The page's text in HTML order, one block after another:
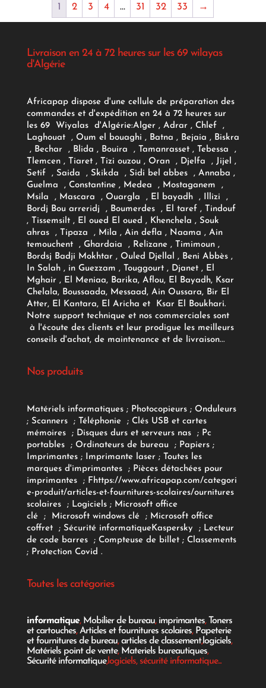
1 2 3 4 … 31 32 33 →
Livraison en 24 à 72 heures sur les 69 wilayas
d'Algérie
Africapap dispose d'une cellule de préparation des
commandes et d'expédition en 24 à 72 heures sur
les 69 Wiyalas d'Algérie:Alger , Adrar, Chlef ,
Laghouat , Oum el bouaghi , Batna , Bejaia , Biskra
, Bechar , Blida , Bouira , Tamanrasset , Tebessa ,
Tlemcen , Tiaret , Tizi ouzou , Oran , Djelfa , Jijel ,
Setif , Saida , Skikda , Sidi bel abbes , Annaba ,
Guelma , Constantine , Medea , Mostaganem ,
Msila , Mascara , Ouargla , El bayadh , Illizi ,
Bordj Bou arreridj , Boumerdes , El taref , Tindouf
, Tissemsilt , El oued El oued , Khenchela , Souk
ahras , Tipaza , Mila , Ain defla , Naama , Ain
temouchent , Ghardaia , Relizane , Timimoun ,
Bordsj Badji Mokhtar , Ouled Djellal , Beni Abbès ,
In Salah , in Guezzam , Touggourt , Djanet , El
Mghair , El Meniaa, Barika, Aflou, El Bayadh, Ksar
Chelala, Boussaada, Messaad, Ain Oussara, Bir El
Atter, El Kantara, El Aricha et Ksar El Boukhari.
Notre support technique et nos commerciales sont
à l'écoute des clients et leur prodigue les meilleurs
conseils d'achat, de maintenance et de livraison...
Nos produits
Matériels informatiques; Photocopieurs; Onduleurs
; Scanners ; Téléphonie ; Clés USB et cartes
mémoires
; Disques durs et serveurs nas ; Pc
portables
; Ordinateurs de bureau ; Papiers;
Imprimantes;Imprimante laser;
Toutes les
marques d'imprimantes
; Pièces détachées pour
imprimantes
; F https://www.africapap.com/categori
e-produit/articles-et-fournitures-scolaires/ournitures
scolaires; Logiciels ; Microsoft office
clé
; Microsoft windows clé; Microsoft office
coffret ; Sécurité informatiqueKaspersky ; Lecteur
de code barres
; Compteuse de billet; Classements
; Protection Covid .
Toutes les catégories
informatique, Mobilier de bureau, imprimantes, Toners
et cartouches,Articles et fournitures scolaires, Papeterie
et fournitures de bureau,articles de classement,logiciels,
Matériels point de vente, Materiels bureautiques,
Sécurité informatique,logiciels, sécurité informatique...